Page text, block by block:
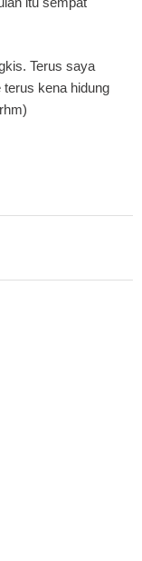
Terus saya
terus kena hidung